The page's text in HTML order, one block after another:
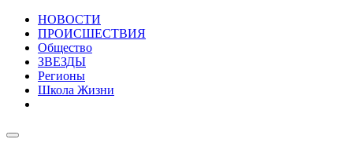
НОВОСТИ
ПРОИСШЕСТВИЯ
Общество
ЗВЕЗДЫ
Регионы
Школа Жизни